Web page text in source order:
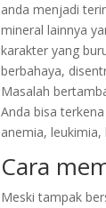
anda menjadi
mineral lainnya
karakter yang
berbahaya,
Masalah
Anda bisa
anemia,
Cara
Meski tampak